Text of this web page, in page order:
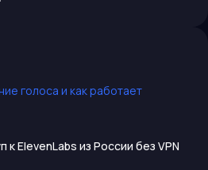
голоса и как работает
к ElevenLabs из России без VPN